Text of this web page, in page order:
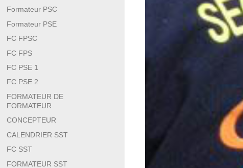
Formateur PSC
Formateur PSE
FC FPSC
FC FPS
FC PSE 1
FC PSE 2
FORMATEUR DE
FORMATEUR
CONCEPTEUR
CALENDRIER SST
FC SST
FORMATEUR SST